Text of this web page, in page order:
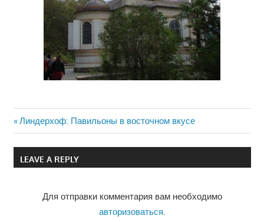
Навигация
по
Previous
Post:
Линдерхоф: Павильоны в восточном вкусе
LEAVE A REPLY
Для отправки комментария вам необходимо
авторизоваться.